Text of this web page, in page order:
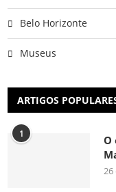
Belo Horizonte
Museus
ARTIGOS
1
O
26